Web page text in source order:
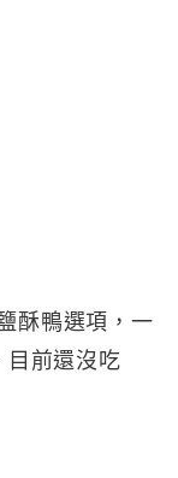
酥鴨選項，一
目前還沒吃